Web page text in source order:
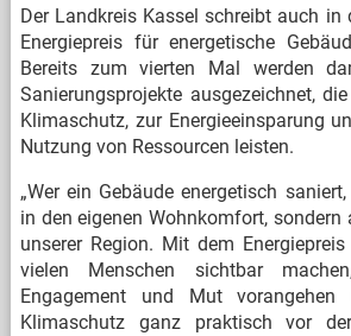
Der Landkreis Kassel schreibt auch in
Energiepreis für energetische
Bereits zum vierten Mal werden
Sanierungsprojekte ausgezeichnet,
Klimaschutz, zur Energieeinsparung
Nutzung von Ressourcen leisten.
„Wer ein Gebäude energetisch
in den eigenen Wohnkomfort,
unserer Region. Mit dem
vielen Menschen sichtbar
Engagement und Mut
Klimaschutz ganz praktisch vor